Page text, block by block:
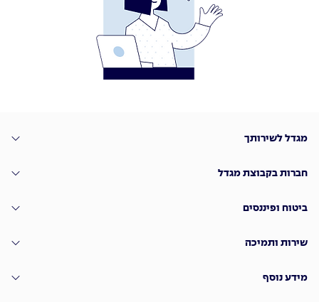
מגדל לשירותך
חברות בקבוצת מגדל
ביטוח ופיננסים
שירות ותמיכה
מידע נוסף